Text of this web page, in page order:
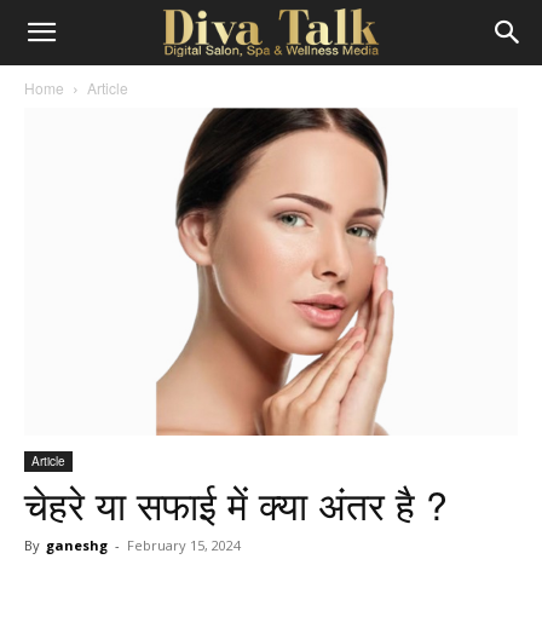
Diva
Home Article
Article
चेहरे या सफाई में क्या अंतर है ?
By ganeshg - February 15, 2024